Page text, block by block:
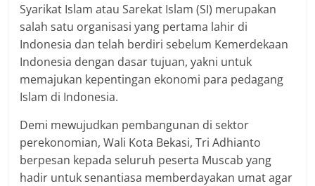
Syarikat Islam atau Sarekat Islam (SI) merupakan
salah satu organisasi yang pertama lahir di
Indonesia dan telah berdiri sebelum Kemerdekaan
Indonesia dengan dasar tujuan, yakni untuk
memajukan kepentingan ekonomi para pedagang
Islam di Indonesia.
Demi mewujudkan pembangunan di sektor
perekonomian, Wali Kota Bekasi, Tri Adhianto
berpesan kepada seluruh peserta Muscab yang
hadir untuk senantiasa memberdayakan umat agar